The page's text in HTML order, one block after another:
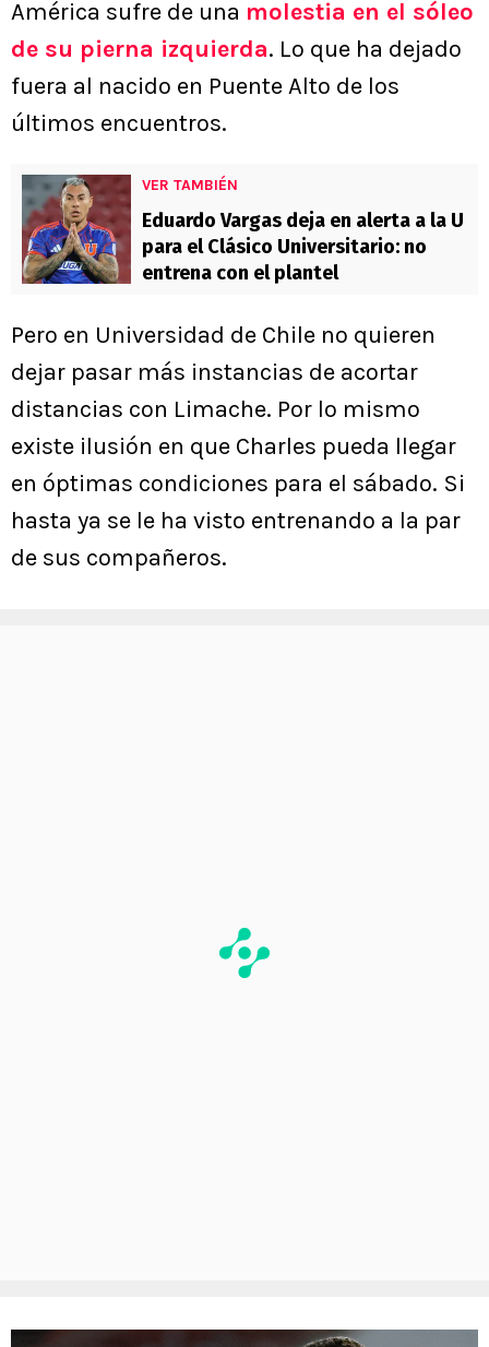
América sufre de una molestia en el sóleo
de su pierna izquierda. Lo que ha dejado
fuera al nacido en Puente Alto de los
últimos encuentros.
VER TAMBIÉN
Eduardo Vargas deja en alerta a la U
para el Clásico Universitario: no
entrena con el plantel
Pero en Universidad de Chile no quieren
dejar pasar más instancias de acortar
distancias con Limache. Por lo mismo
existe ilusión en que Charles pueda llegar
en óptimas condiciones para el sábado. Si
hasta ya se le ha visto entrenando a la par
de sus compañeros.